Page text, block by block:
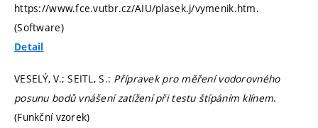
https://www.fce.vutbr.cz/AIU/plasek.j/vymenik.htm.
(Software)
Detail
VESELÝ, V.; SEITL, S.: Přípravek pro měření vodorovného
posunu bodů vnášení zatížení při testu štípáním klínem.
(Funkční vzorek)